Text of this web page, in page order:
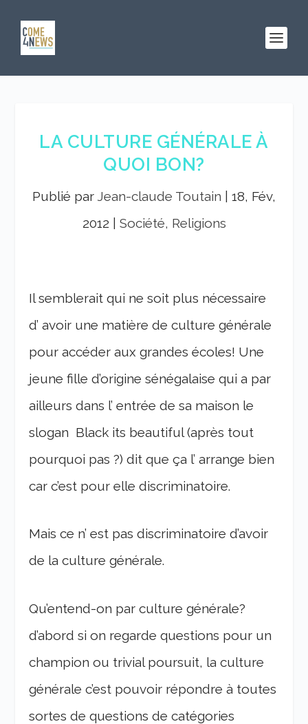
LA CULTURE GÉNÉRALE À
QUOI BON?
Publié par Jean-claude Toutain
18, Fév,
2012
Société, Religions
Il semblerait qui ne soit plus nécessaire
d’ avoir une matière de culture générale
pour accéder aux grandes écoles! Une
jeune fille d’origine sénégalaise qui a par
ailleurs dans l’ entrée de sa maison le
slogan Black its beautiful (après tout
pourquoi pas ?) dit que ça l’ arrange bien
car c’est pour elle discriminatoire.
Mais ce n’ est pas discriminatoire d’avoir
de la culture générale.
Qu’entend-on par culture générale?
d’abord si on regarde questions pour un
champion ou trivial poursuit, la culture
générale c’est pouvoir répondre à toutes
sortes de questions de catégories